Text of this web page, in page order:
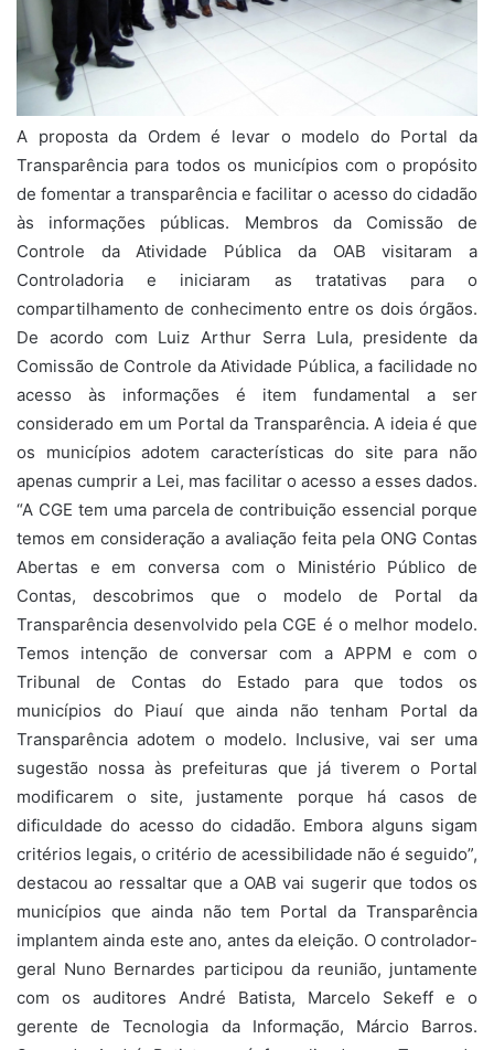
A proposta da Ordem é levar o modelo do Portal da
Transparência para todos os municípios com o propósito
de fomentar a transparência e facilitar o acesso do cidadão
às informações públicas. Membros da Comissão de
Controle da Atividade Pública da OAB visitaram a
Controladoria e iniciaram as tratativas para o
compartilhamento de conhecimento entre os dois órgãos.
De acordo com Luiz Arthur Serra Lula, presidente da
Comissão de Controle da Atividade Pública, a facilidade no
acesso às informações é item fundamental a ser
considerado em um Portal da Transparência. A ideia é que
os municípios adotem características do site para não
apenas cumprir a Lei, mas facilitar o acesso a esses dados.
“A CGE tem uma parcela de contribuição essencial porque
temos em consideração a avaliação feita pela ONG Contas
Abertas e em conversa com o Ministério Público de
Contas, descobrimos que o modelo de Portal da
Transparência desenvolvido pela CGE é o melhor modelo.
Temos intenção de conversar com a APPM e com o
Tribunal de Contas do Estado para que todos os
municípios do Piauí que ainda não tenham Portal da
Transparência adotem o modelo. Inclusive, vai ser uma
sugestão nossa às prefeituras que já tiverem o Portal
modificarem o site, justamente porque há casos de
dificuldade do acesso do cidadão. Embora alguns sigam
critérios legais, o critério de acessibilidade não é seguido”,
destacou ao ressaltar que a OAB vai sugerir que todos os
municípios que ainda não tem Portal da Transparência
implantem ainda este ano, antes da eleição. O controlador-
geral Nuno Bernardes participou da reunião, juntamente
com os auditores André Batista, Marcelo Sekeff e o
gerente de Tecnologia da Informação, Márcio Barros.